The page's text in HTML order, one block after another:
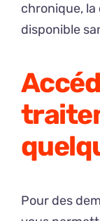
chronique,
disponible
Pour des